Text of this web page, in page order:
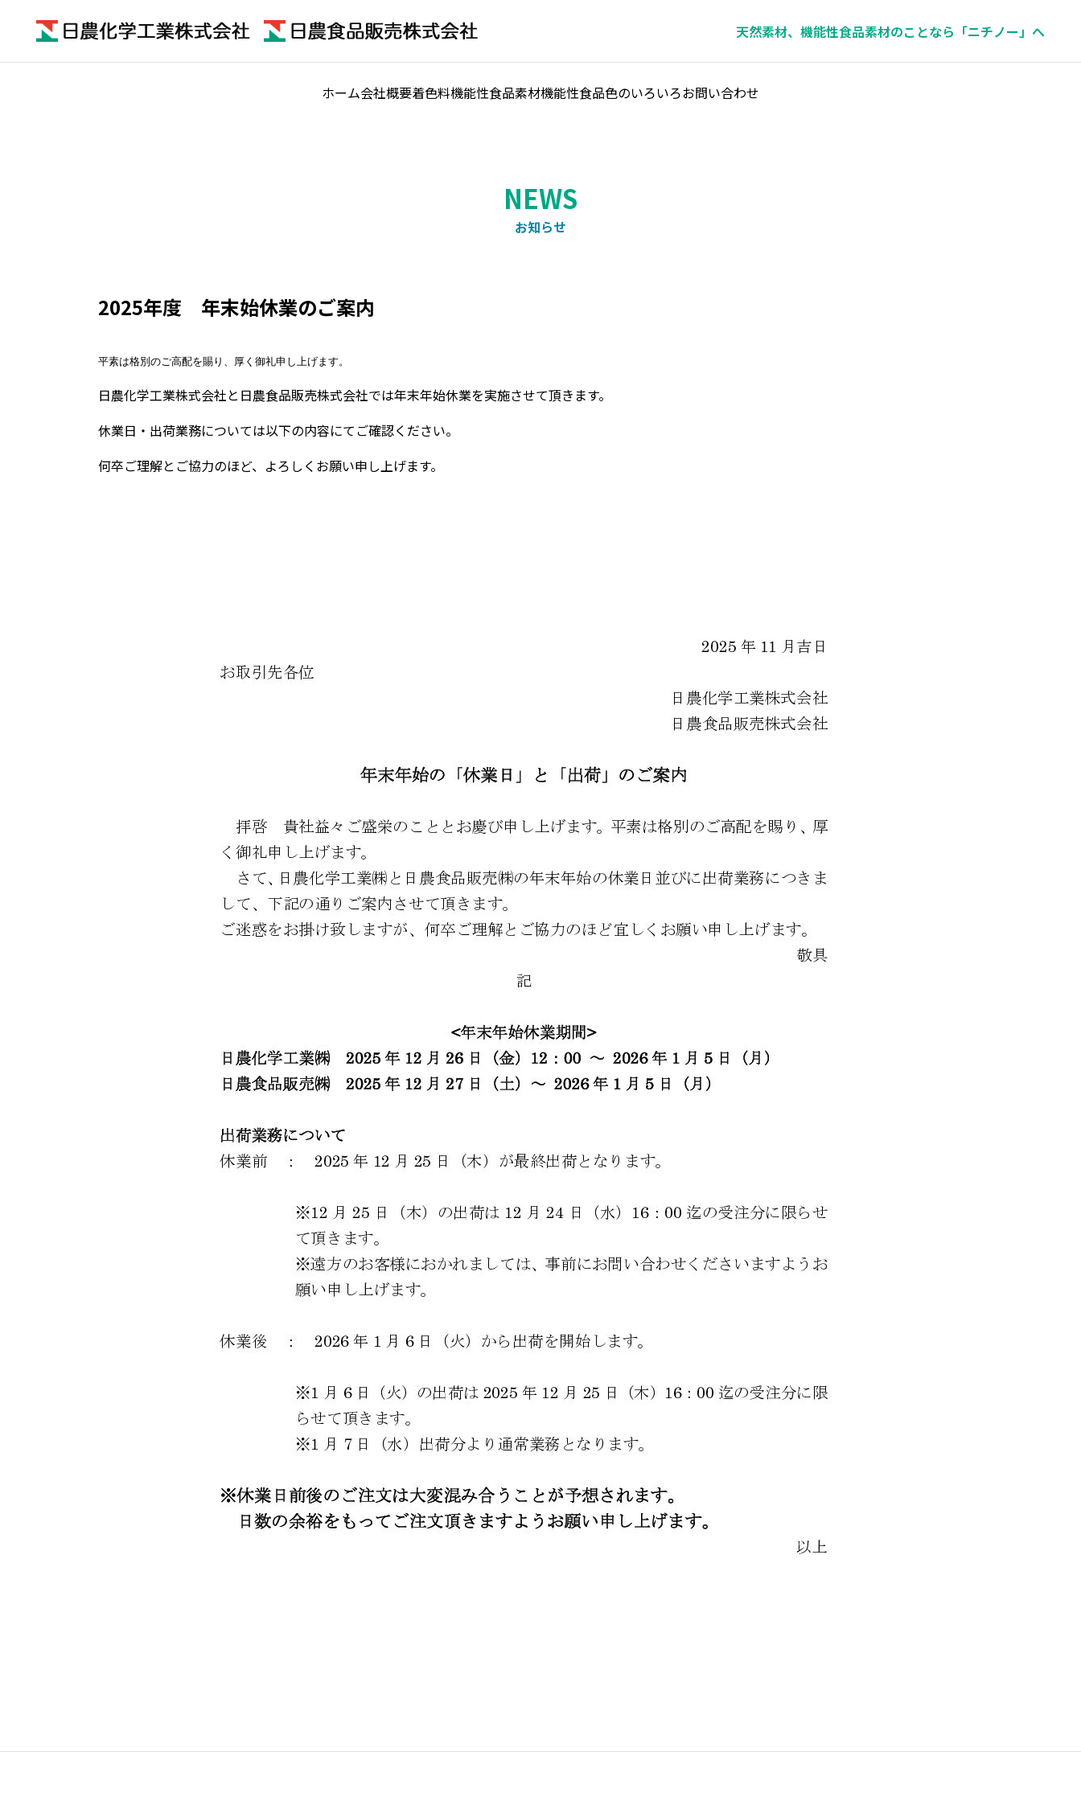
天然素材、機能性食品素材のことなら「ニチノー」へ
ホーム会社概要着色料機能性食品素材機能性食品色のいろいろお問い合わせ
お知らせ
2025年度 年末始休業のご案内
平素は格別のご高配を賜り、厚く御礼申し上げます。
日農化学工業株式会社と日農食品販売株式会社では年末年始休業を実施させて頂きます。
休業日・出荷業務については以下の内容にてご確認ください。
何卒ご理解とご協力のほど、よろしくお願い申し上げます。